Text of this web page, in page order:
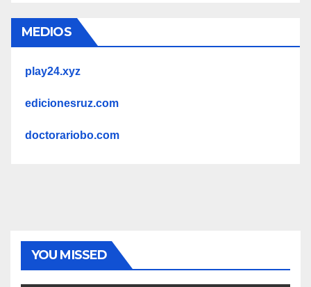
MEDIOS
play24.xyz
edicionesruz.com
doctorariobo.com
YOU MISSED